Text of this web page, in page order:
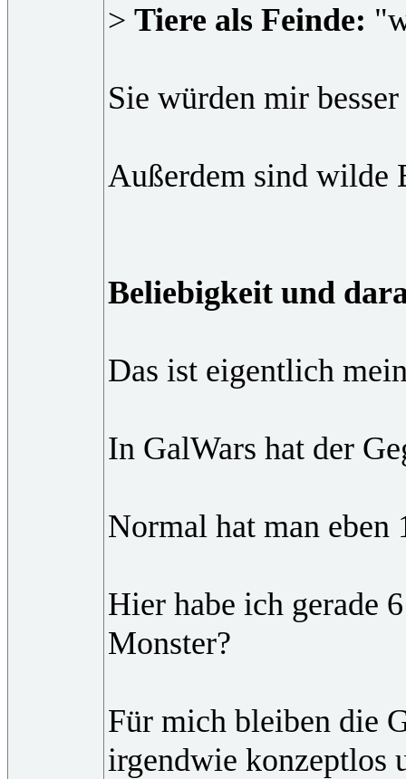
> Tiere als Feinde:
Sie würden mir
Außerdem sind wilde
Beliebigkeit und
Das ist eigentlich
In GalWars hat der
Normal hat man eben
Hier habe ich gerade
Monster?
Für mich bleiben die
irgendwie